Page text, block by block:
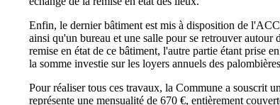
Enfin, le dernier bâtiment est mis à disposition de
ainsi qu'un bureau et une salle pour se retrouver
remise en état de ce bâtiment, l'autre partie étant prise
la somme investie sur les loyers annuels des
Pour réaliser tous ces travaux, la Commune a souscrit
représente une mensualité de 670 €, entièrement